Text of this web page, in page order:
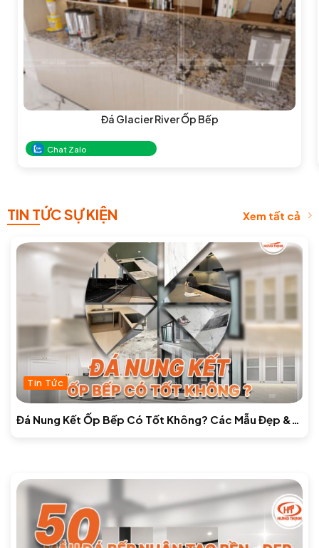
Đá Glacier River Ốp Bếp
Chat Zalo
TIN TỨC SỰ KIỆN Xem tất cả
Tin Tức
Đá Nung Kết Ốp Bếp Có Tốt Không? Các Mẫu Đẹp &